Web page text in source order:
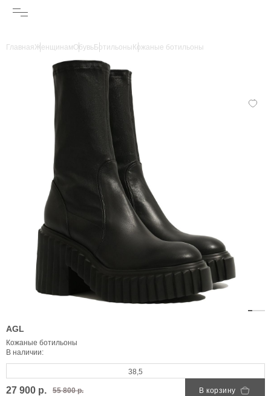
ГлавнаяЖенщинамОбувьБотильоны Кожаные ботильоны
AGL
Кожаные ботильоны
В наличии:
38,5
27 900 р. 55 800 р. В корзину